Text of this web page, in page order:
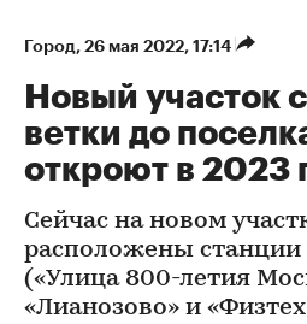
Город⁠, 26 мая 2022, 17:14
Новый участок
ветки до
откроют в 2023
Сейчас на новом
расположены станции
(«Улица 800-летия
«Лианозово» и